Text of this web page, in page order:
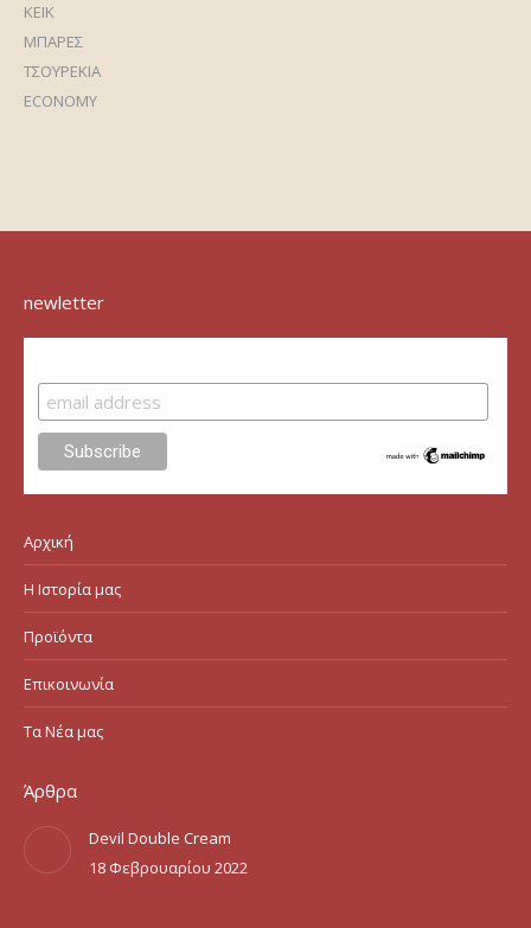
ΚΕΙΚ
ΜΠΑΡΕΣ
ΤΣΟΥΡΕΚΙΑ
ECONOMY
newletter
Αρχική
Η Ιστορία μας
Προϊόντα
Επικοινωνία
Τα Νέα μας
Άρθρα
Devil Double Cream
18 Φεβρουαρίου 2022